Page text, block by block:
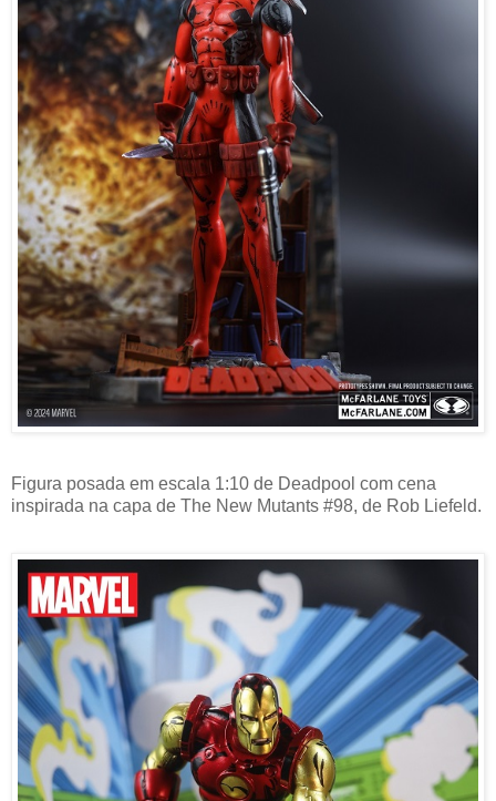
Figura posada em escala 1:10 de Deadpool com cena
inspirada na capa de The New Mutants #98, de Rob Liefeld.